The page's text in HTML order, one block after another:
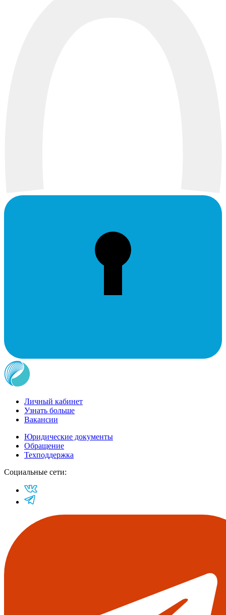
Личный кабинет
Узнать больше
Вакансии
Юридические документы
Обращение
Техподдержка
Социальные сети: